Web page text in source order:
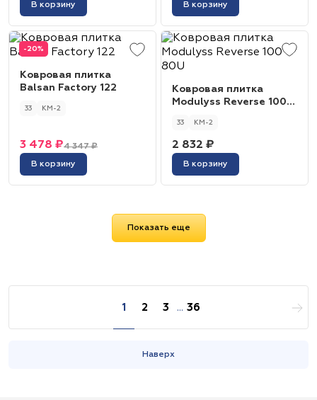
В корзину В корзину
-20%
Ковровая плитка
Balsan Factory 122
33 КМ-2
4 347 ₽
3 478 ₽
В корзину
Ковровая плитка
Modulyss Reverse 100
33 КМ-2
2 832 ₽
В корзину
Показать еще
1 2 3 ... 36
Наверх